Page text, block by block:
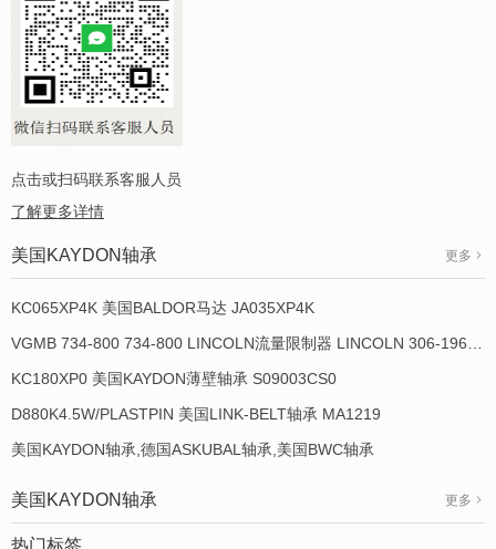
点击或扫码联系客服人员
了解更多详情
美国KAYDON轴承 更多
KC065XP4K 美国BALDOR马达 JA035XP4K
KC180XP0 美国KAYDON薄壁轴承 S09003CS0
D880K4.5W/PLASTPIN 美国LINK-BELT轴承 MA1219
美国KAYDON轴承,德国ASKUBAL轴承,美国BWC轴承
美国KAYDON轴承 更多
热门标签